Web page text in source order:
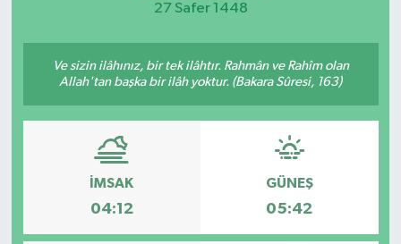
27 Safer 1448
Ve sizin ilâhınız, bir tek ilâhtır. Rahmân ve Rahîm olan
Allah'tan başka bir ilâh yoktur. (Bakara Sûresi, 163)
İMSAK
04:12
GÜNEŞ
05:42